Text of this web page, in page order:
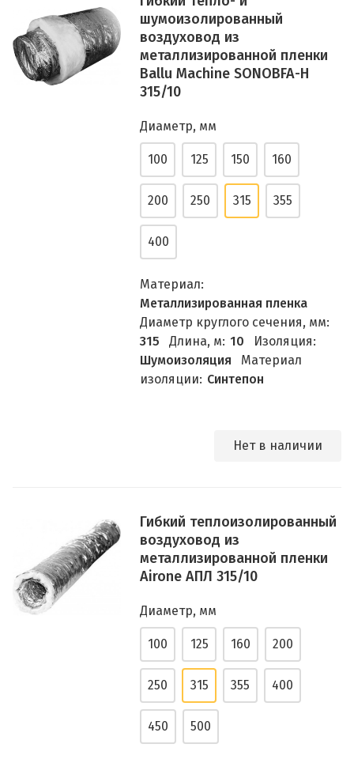
шумоизолированный
воздуховод из
металлизированной пленки
Ballu Machine SONOBFA-H
315/10
Диаметр, мм
100 125 150 160
200 250 315 355
400
Материал:
Металлизированная пленка
Диаметр круглого сечения, мм:
315
Длина, м: 10
Изоляция:
Шумоизоляция
Материал
изоляции: Синтепон
Нет в наличии
Гибкий теплоизолированный
воздуховод из
металлизированной пленки
Airone АПЛ 315/10
Диаметр, мм
100 125 160 200
250 315 355 400
450 500